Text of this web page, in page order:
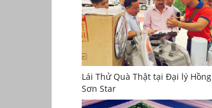
Lái Thử Quà Thật tại Đại lý Hồng
Sơn Star